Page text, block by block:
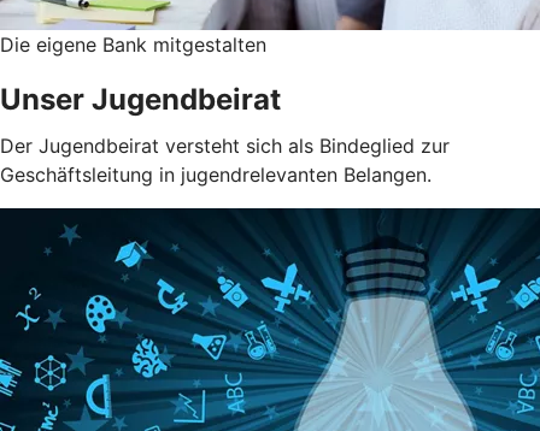
Die eigene Bank mitgestalten
Unser Jugendbeirat
Der Jugendbeirat versteht sich als Bindeglied zur
Geschäftsleitung in jugendrelevanten Belangen.